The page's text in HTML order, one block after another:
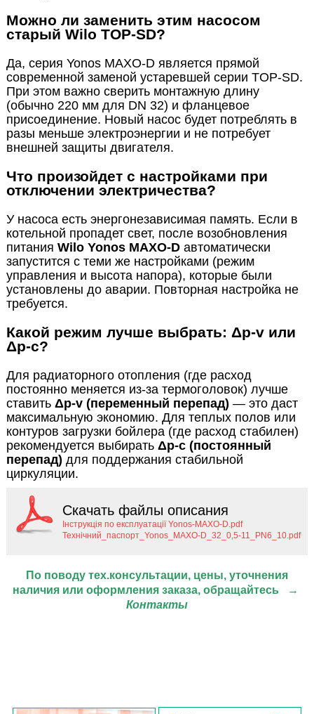
Можно ли заменить этим насосом
старый Wilo TOP-SD?
Да, серия Yonos MAXO-D является прямой
современной заменой устаревшей серии TOP-SD.
При этом важно сверить монтажную длину
(обычно 220 мм для DN 32) и фланцевое
присоединение. Новый насос будет потреблять в
разы меньше электроэнергии и не потребует
внешней защиты двигателя.
Что произойдет с настройками при
отключении электричества?
У насоса есть энергонезависимая память. Если в
котельной пропадет свет, после возобновления
питания Wilo Yonos MAXO-Dавтоматически
запустится с теми же настройками (режим
управления и высота напора), которые были
установлены до аварии. Повторная настройка не
требуется.
Какой режим лучше выбрать: Δp-v или
Δp-c?
Для радиаторного отопления (где расход
постоянно меняется из-за термоголовок) лучше
ставить Δp-v (переменный перепад) — это даст
максимальную экономию. Для теплых полов или
контуров загрузки бойлера (где расход стабилен)
рекомендуется выбирать Δp-c (постоянный
перепад) для поддержания стабильной
циркуляции.
Скачать файлы описания
Інструкція по експлуатації Yonos-MAXO-D.pdf
Технічний_паспорт_Yonos_MAXO-D_32_0,5-11_PN6_10.pdf
По поводу тех.консультации, цены, уточнения
наличия или оформления заказа, обращайтесь
→
Контакты